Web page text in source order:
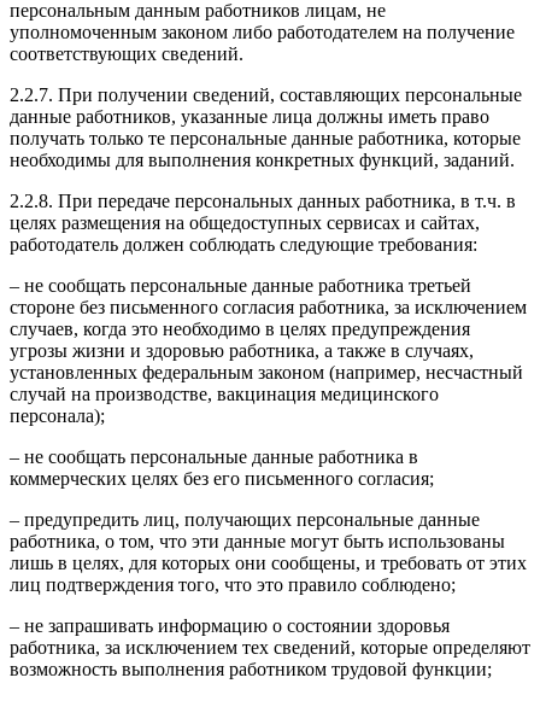
персональным данным работников лицам, не
уполномоченным законом либо работодателем на получение
соответствующих сведений.
2.2.7. При получении сведений, составляющих персональные
данные работников, указанные лица должны иметь право
получать только те персональные данные работника, которые
необходимы для выполнения конкретных функций, заданий.
2.2.8. При передаче персональных данных работника, в т.ч. в
целях размещения на общедоступных сервисах и сайтах,
работодатель должен соблюдать следующие требования:
– не сообщать персональные данные работника третьей
стороне без письменного согласия работника, за исключением
случаев, когда это необходимо в целях предупреждения
угрозы жизни и здоровью работника, а также в случаях,
установленных федеральным законом (например, несчастный
случай на производстве, вакцинация медицинского
персонала);
– не сообщать персональные данные работника в
коммерческих целях без его письменного согласия;
– предупредить лиц, получающих персональные данные
работника, о том, что эти данные могут быть использованы
лишь в целях, для которых они сообщены, и требовать от этих
лиц подтверждения того, что это правило соблюдено;
– не запрашивать информацию о состоянии здоровья
работника, за исключением тех сведений, которые определяют
возможность выполнения работником трудовой функции;